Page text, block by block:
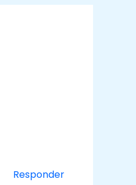
Responder